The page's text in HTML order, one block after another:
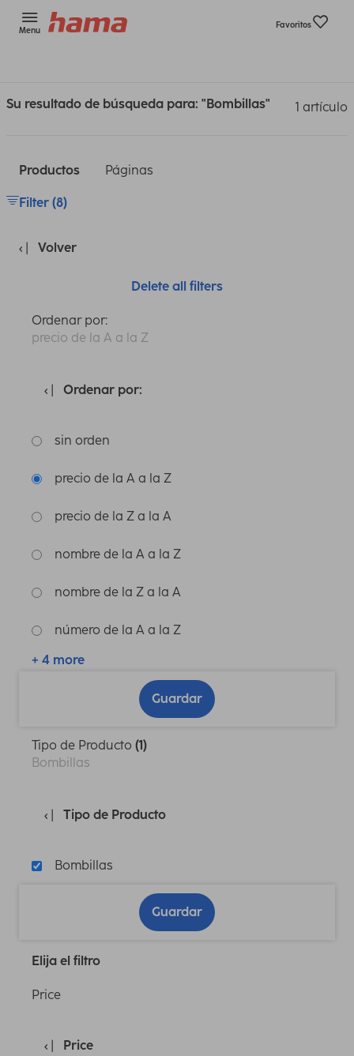
Menu
Favoritos
Su resultado de búsqueda para: "Bombillas" 1 artículo
Productos Páginas
Filter (8)
Volver
Delete all filters
Ordenar por:
precio de la A a la Z
Ordenar por:
sin orden
precio de la A a la Z
precio de la Z a la A
nombre de la A a la Z
nombre de la Z a la A
número de la A a la Z
+ 4 more
Guardar
Tipo de Producto (1)
Bombillas
Tipo de Producto
Bombillas
Guardar
Elija el filtro
Price
Price